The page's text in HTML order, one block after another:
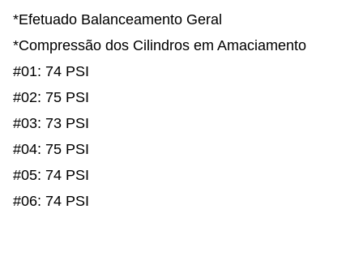
*Efetuado Balanceamento Geral
*Compressão dos Cilindros em Amaciamento
#01: 74 PSI
#02: 75 PSI
#03: 73 PSI
#04: 75 PSI
#05: 74 PSI
#06: 74 PSI